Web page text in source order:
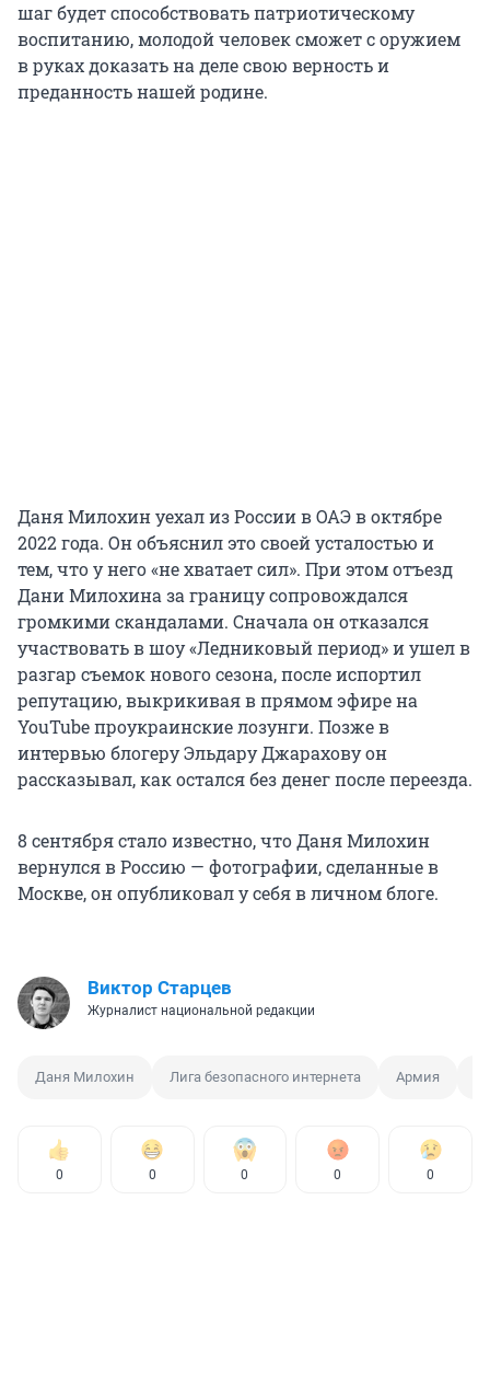
шаг будет способствовать патриотическому
воспитанию, молодой человек сможет с оружием
в руках доказать на деле свою верность и
преданность нашей родине.
Даня Милохин уехал из России в ОАЭ в октябре
2022 года. Он объяснил это своей усталостью и
тем, что у него «не хватает сил». При этом отъезд
Дани Милохина за границу сопровождался
громкими скандалами. Сначала он отказался
участвовать в шоу «Ледниковый период» и ушел в
разгар съемок нового сезона, после испортил
репутацию, выкрикивая в прямом эфире на
YouTube проукраинские лозунги. Позже в
интервью блогеру Эльдару Джарахову он
рассказывал, как остался без денег после переезда.
8 сентября стало известно, что Даня Милохин
вернулся в Россию — фотографии, сделанные в
Москве, он опубликовал у себя в личном блоге.
Виктор Старцев
Журналист национальной редакции
Даня Милохин Лига безопасного интернета Армия
0 0 0 0 0